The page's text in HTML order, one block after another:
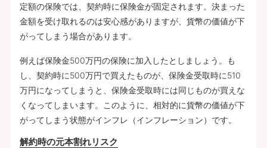
定額の保険では、契約時に保険金が固定されます。決まった
金額を受け取れるのは安心感がありますが、貨幣の価値が下
がってしまう場合があります。
例えば保険金500万円の保険に加入したとしましょう。も
し、契約時に500万円で買えたものが、保険金受取時に510
万円になってしまうと、保険金受取時には同じものが買えな
くなってしまいます。このように、相対的に貨幣の価値が下
がってしまう状態がインフレ（インフレーション）です。
解約時の元本割れリスク